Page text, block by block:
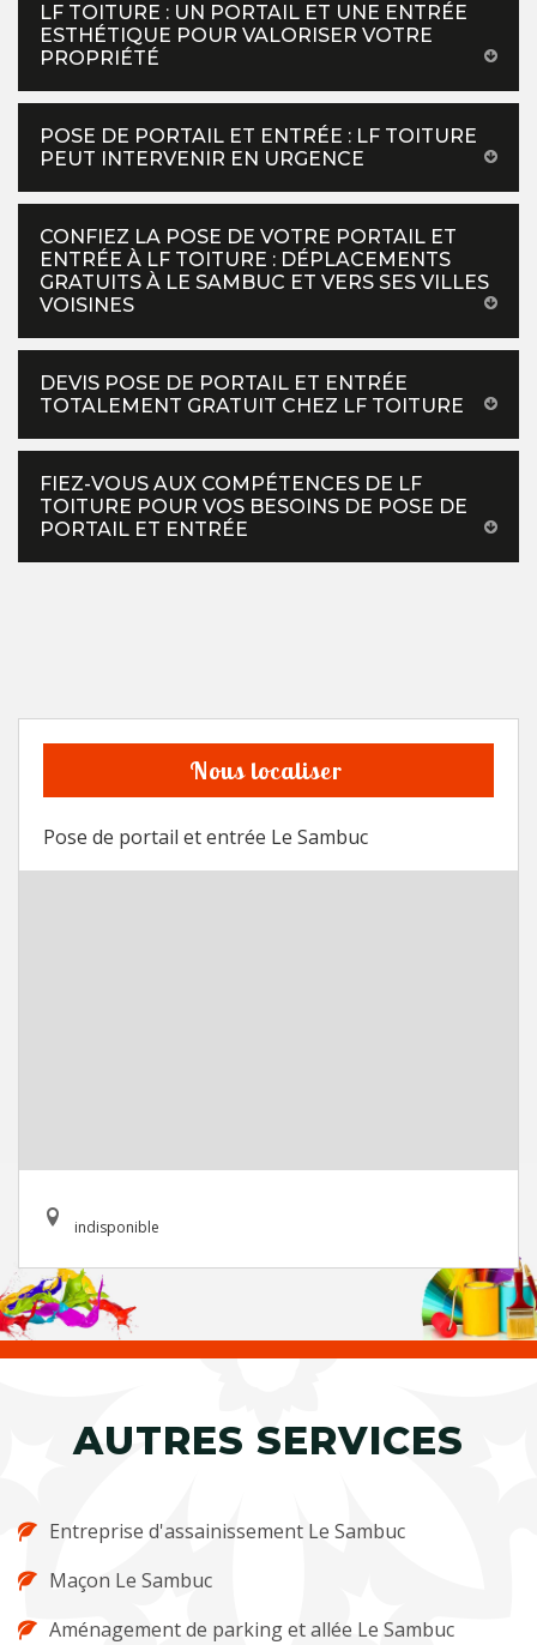
LF TOITURE : UN PORTAIL ET UNE ENTRÉE
ESTHÉTIQUE POUR VALORISER VOTRE
PROPRIÉTÉ
POSE DE PORTAIL ET ENTRÉE : LF TOITURE
PEUT INTERVENIR EN URGENCE
CONFIEZ LA POSE DE VOTRE PORTAIL ET
ENTRÉE À LF TOITURE : DÉPLACEMENTS
GRATUITS À LE SAMBUC ET VERS SES VILLES
VOISINES
DEVIS POSE DE PORTAIL ET ENTRÉE
TOTALEMENT GRATUIT CHEZ LF TOITURE
FIEZ-VOUS AUX COMPÉTENCES DE LF
TOITURE POUR VOS BESOINS DE POSE DE
PORTAIL ET ENTRÉE
Nous localiser
Pose de portail et entrée Le Sambuc
indisponible
AUTRES SERVICES
Entreprise d'assainissement Le Sambuc
Maçon Le Sambuc
Aménagement de parking et allée Le Sambuc